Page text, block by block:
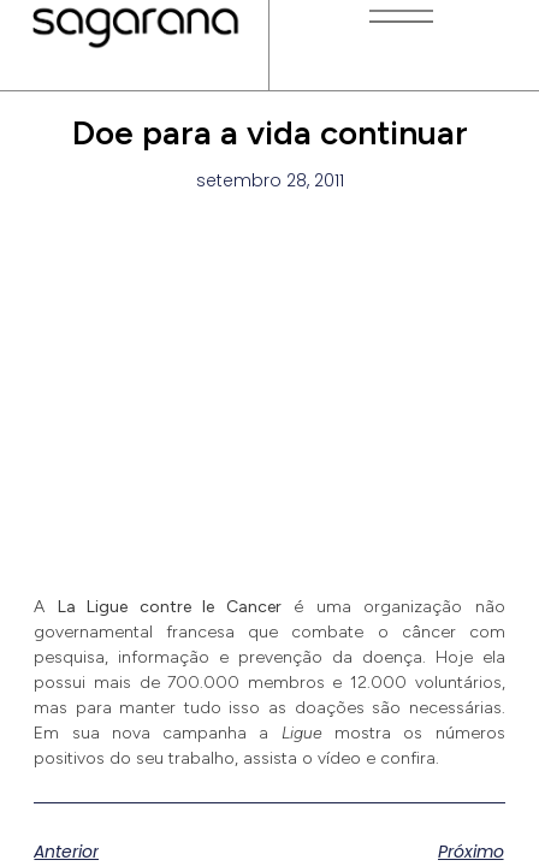
Doe para a vida continuar
setembro 28, 2011
A La Ligue contre le Canceré uma organização não
governamental francesa que combate o câncer com
pesquisa, informação e prevenção da doença. Hoje ela
possui mais de 700.000 membros e 12.000 voluntários,
mas para manter tudo isso as doações são necessárias.
Em sua nova campanha a Liguemostra os números
positivos do seu trabalho, assista o vídeo e confira.
Anterior Próximo